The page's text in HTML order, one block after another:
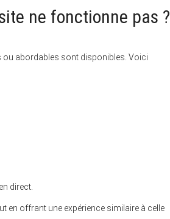
ne fonctionne pas ?
ou abordables sont disponibles. Voici
direct.
en offrant une expérience similaire à celle